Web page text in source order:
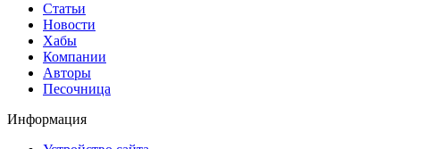
Статьи
Новости
Хабы
Компании
Авторы
Песочница
Информация